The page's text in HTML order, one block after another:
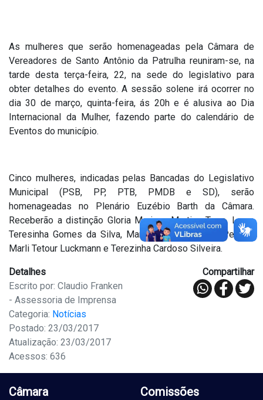
As mulheres que serão homenageadas pela Câmara de
Vereadores de Santo Antônio da Patrulha reuniram-se, na
tarde desta terça-feira, 22, na sede do legislativo para
obter detalhes do evento. A sessão solene irá ocorrer no
dia 30 de março, quinta-feira, ás 20h e é alusiva ao Dia
Internacional da Mulher, fazendo parte do calendário de
Eventos do município.
Cinco mulheres, indicadas pelas Bancadas do Legislativo
Municipal (PSB, PP, PTB, PMDB e SD), serão
homenageadas no Plenário Euzébio Barth da Câmara.
Receberão a distinção Gloria Mariana Martins Terra, Laura
Teresinha Gomes da Silva, Margarete de Oliveira Pereira,
Marli Tetour Luckmann e Terezinha Cardoso Silveira.
Detalhes
Escrito por: Claudio Franken
- Assessoria de Imprensa
Categoria: Notícias
Postado: 23/03/2017
Atualização: 23/03/2017
Acessos: 636
Compartilhar
Câmara Comissões